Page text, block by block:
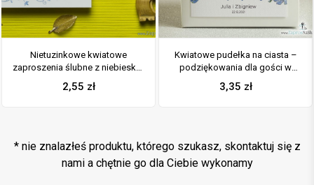
Nietuzinkowe kwiatowe
zaproszenia ślubne z niebiesko-
zielonymi kwiatami i motywem
ozdobnym. ZAP-94-11
2,55 zł
Kwiatowe pudełka na ciasta –
podziękowania dla gości w
formie pudełek na ciasto z
motywem zielono-niebieskich
3,35 zł
* nie znalazłeś produktu, którego szukasz, skontaktuj się z
nami a chętnie go dla Ciebie wykonamy